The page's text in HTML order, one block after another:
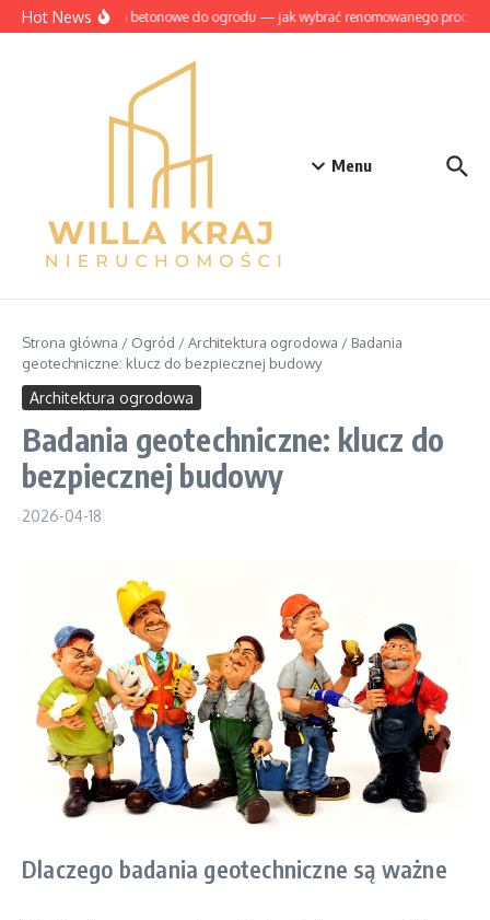
Przejdź do treści
Hot NewsSzamba betonowe do ogrodu — jak wybrać renomowanego
Menu
Strona główna / Ogród /Architektura ogrodowa / Badania
geotechniczne: klucz do bezpiecznej budowy
Architektura ogrodowa
Badania geotechniczne: klucz do
bezpiecznej budowy
2026-04-18
Dlaczego badania geotechniczne są ważne